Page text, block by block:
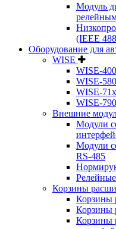
Модуль
(IEEE
Оборудование для
WISE
WISE-
WISE-
WISE-
WISE-
Внешние
Модули
Модули
RS-485
Корзины
Корзины
Корзины
Корзины